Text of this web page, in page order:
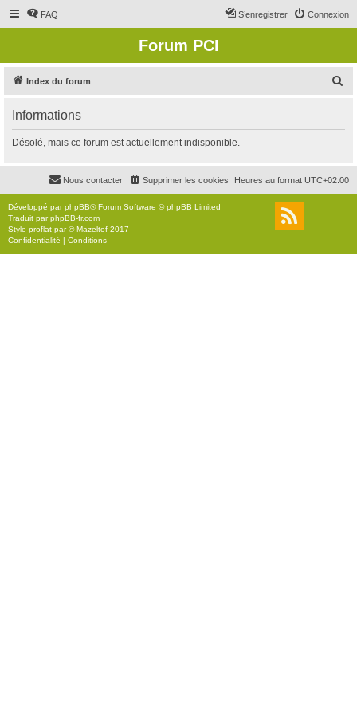
FAQ Connexion
S’enregistrer
Forum PCI
Index du forum
r
c
r
Informations
Désolé, mais ce forum est actuellement indisponible.
Heures au format UTC+02:00
Supprimer les cookies
Nous contacter
Développé parphpBB® Forum Software © phpBB Limited
Traduit parphpBB-fr.com
Style proflat par ©Mazeltof 2017
Confidentialité | Conditions